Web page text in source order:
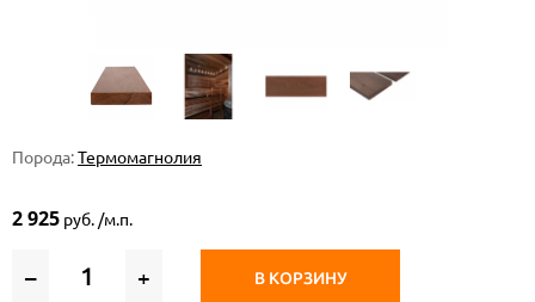
Порода:Термомагнолия
2 925 руб. /м.п.
– + В КОРЗИНУ